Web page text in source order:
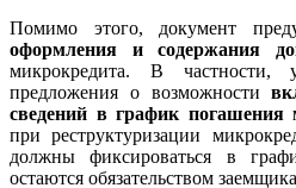
Помимо этого, документ
оформления и содержания
микрокредита. В частности,
предложения о возможности
сведений в график погашения
при реструктуризации
должны фиксироваться в
остаются обязательством